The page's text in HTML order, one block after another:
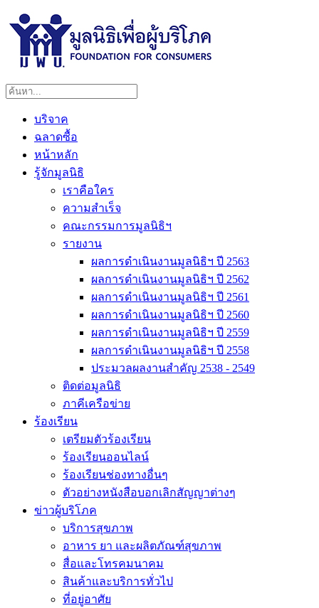
บริจาค
ฉลาดซื้อ
หน้าหลัก
รู้จักมูลนิธิ
เราคือใคร
ความสำเร็จ
คณะกรรมการมูลนิธิฯ
รายงาน
ผลการดำเนินงานมูลนิธิฯ ปี 2563
ผลการดำเนินงานมูลนิธิฯ ปี 2562
ผลการดำเนินงานมูลนิธิฯ ปี 2561
ผลการดำเนินงานมูลนิธิฯ ปี 2560
ผลการดำเนินงานมูลนิธิฯ ปี 2559
ผลการดำเนินงานมูลนิธิฯ ปี 2558
ประมวลผลงานสำคัญ 2538 - 2549
ติดต่อมูลนิธิ
ภาคีเครือข่าย
ร้องเรียน
เตรียมตัวร้องเรียน
ร้องเรียนออนไลน์
ร้องเรียนช่องทางอื่นๆ
ตัวอย่างหนังสือบอกเลิกสัญญาต่างๆ
ข่าวผู้บริโภค
บริการสุขภาพ
อาหาร ยา และผลิตภัณฑ์สุขภาพ
สื่อและโทรคมนาคม
สินค้าและบริการทั่วไป
ที่อยู่อาศัย